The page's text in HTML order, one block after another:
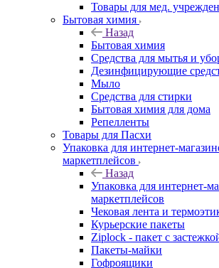
Товары для мед.
Бытовая химия
Назад
Бытовая химия
Средства для мытья и
Дезинфицирующие
Мыло
Средства для стирки
Бытовая химия для дома
Репелленты
Товары для Пасхи
Упаковка для интернет-
маркетплейсов
Назад
Упаковка для интернет-
маркетплейсов
Чековая лента и
Курьерские пакеты
Ziplock - пакет с
Пакеты-майки
Гофроящики